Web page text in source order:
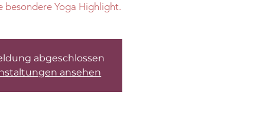
besondere Yoga Highlight.
abgeschlossen
ansehen